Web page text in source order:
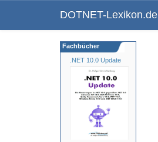
DOTNET-Lexikon.de
.NET 10.0 Update
Fachbücher